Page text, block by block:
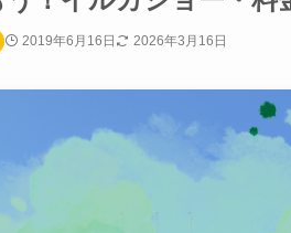
2019年6月16日 2026年3月16日